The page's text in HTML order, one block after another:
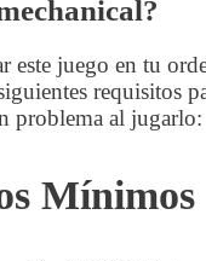
este juego en tu
requisitos
problema al jugarlo:
Mínimos